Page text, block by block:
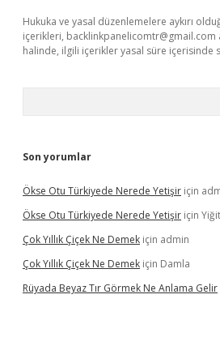
Hukuka ve yasal düzenlemelere aykırı
içerikleri, backlinkpanelicomtr@gmail.com
halinde, ilgili içerikler yasal süre içerisinde
Son yorumlar
Ökse Otu Türkiyede Nerede Yetişir için
Ökse Otu Türkiyede Nerede Yetişir için
Çok Yıllık Çiçek Ne Demek için admin
Çok Yıllık Çiçek Ne Demek için Damla
Rüyada Beyaz Tır Görmek Ne Anlama Gelir